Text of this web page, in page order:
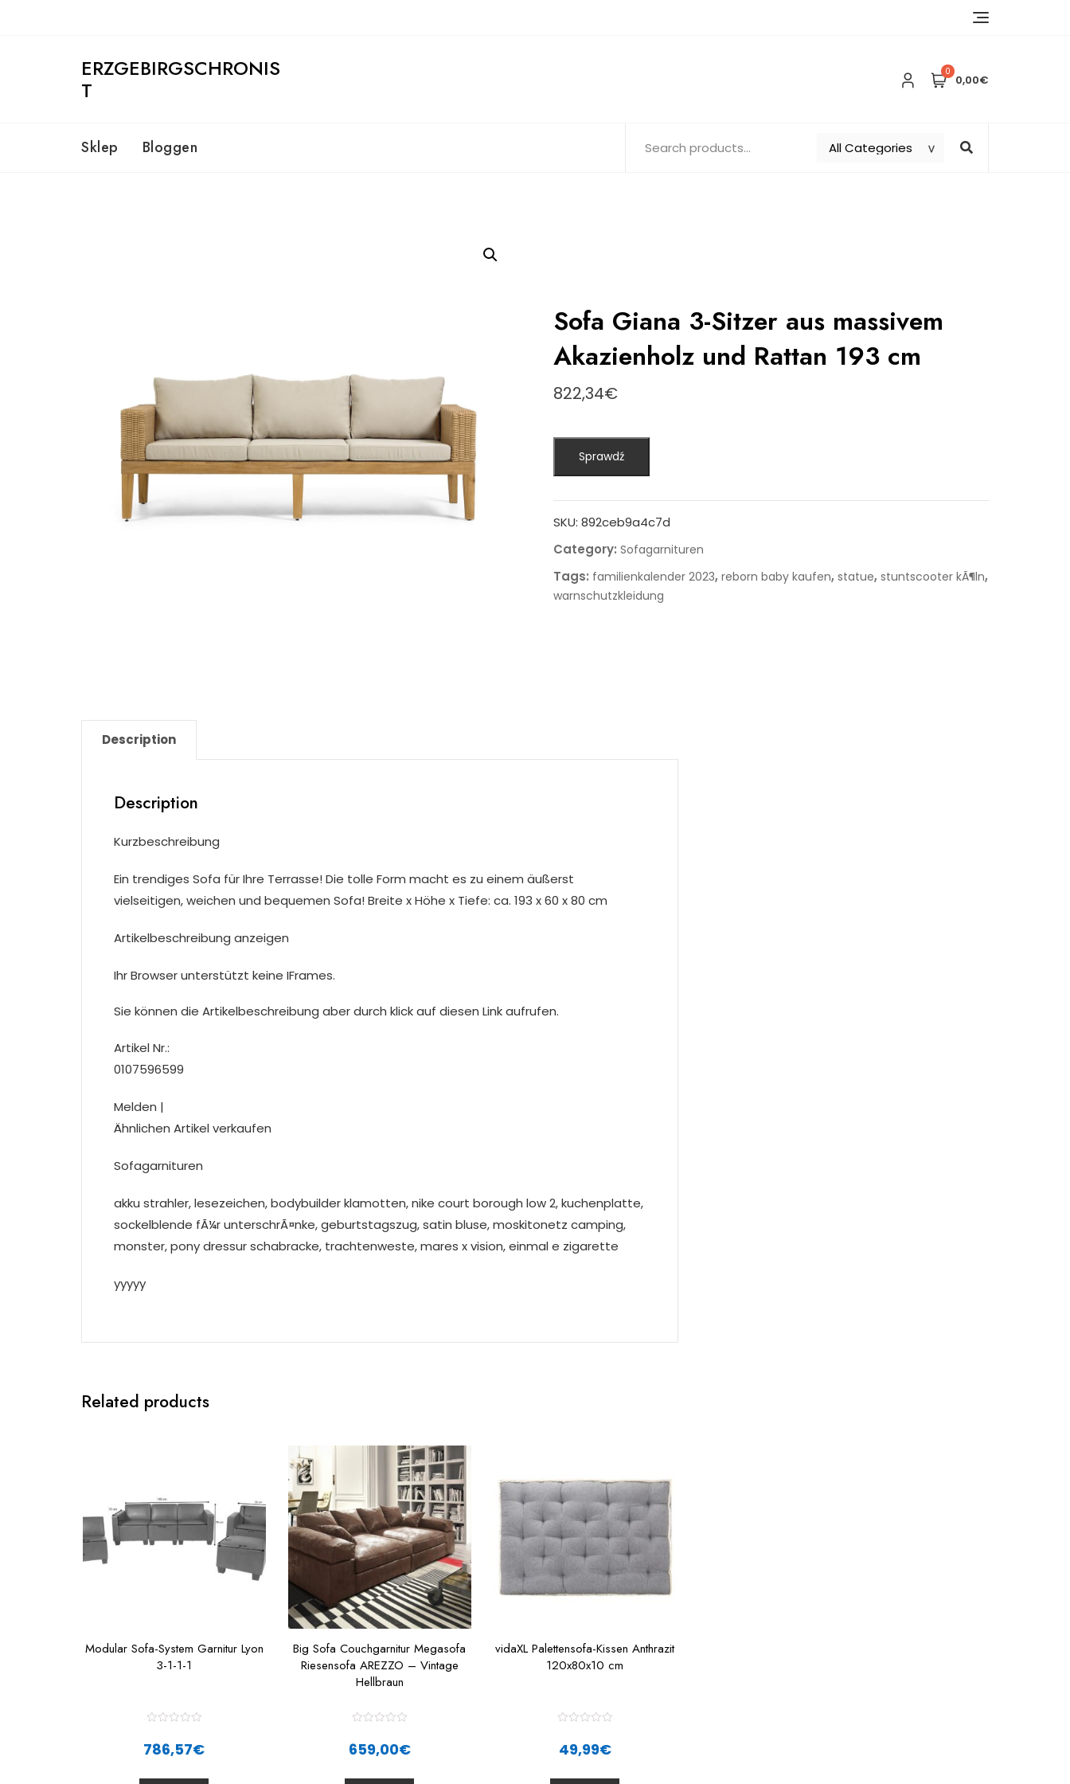
ERZGEBIRGSCHRONIS
T
0
0,00€
Sklep Bloggen
Sofa Giana 3-Sitzer aus massivem
Akazienholz und Rattan 193 cm
822,34€
Sprawdź
SKU: 892ceb9a4c7d
Category: Sofagarnituren
Tags: familienkalender 2023, reborn baby kaufen, statue, stuntscooter kÃ¶ln,
warnschutzkleidung
Description
Description
Kurzbeschreibung
Ein trendiges Sofa für Ihre Terrasse! Die tolle Form macht es zu einem äußerst
vielseitigen, weichen und bequemen Sofa! Breite x Höhe x Tiefe: ca. 193 x 60 x 80 cm
Artikelbeschreibung anzeigen
Ihr Browser unterstützt keine IFrames.
Sie können die Artikelbeschreibung aber durch klick auf diesen Link aufrufen.
Artikel Nr.:
0107596599
Melden |
Ähnlichen Artikel verkaufen
Sofagarnituren
akku strahler, lesezeichen, bodybuilder klamotten, nike court borough low 2, kuchenplatte,
sockelblende fÃ¼r unterschrÃ¤nke, geburtstagszug, satin bluse, moskitonetz camping,
monster, pony dressur schabracke, trachtenweste, mares x vision, einmal e zigarette
yyyyy
Related products
Modular Sofa-System Garnitur Lyon
3-1-1-1
t
0
786,57€
Big Sofa Couchgarnitur Megasofa
Riesensofa AREZZO – Vintage
Hellbraun
a
t
0
659,00€
vidaXL Palettensofa-Kissen Anthrazit
120x80x10 cm
t
0
49,99€